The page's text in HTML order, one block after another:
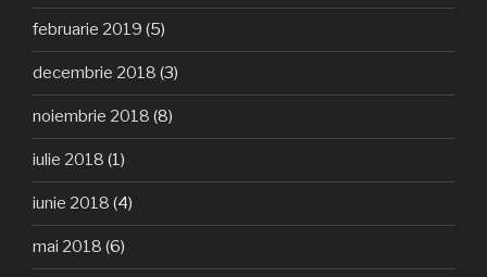
februarie 2019 (5)
decembrie 2018 (3)
noiembrie 2018 (8)
iulie 2018 (1)
iunie 2018 (4)
mai 2018 (6)